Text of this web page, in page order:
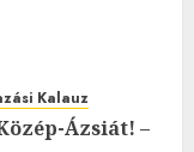
Kalauz
Ázsiát! –